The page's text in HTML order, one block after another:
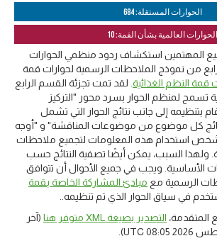
الحوارات المستقلة: 684
الحوارات العالمية بشأن القمة: 10
المهتمين استكشاف ردود منظمي الحوارات
من نموذج الملاحظات الرسمية لحوارات قمة
قمة النظم الغذائية . لقد تمت تجزئة القسم الرابع
تسمح لمنظم الحوار بسرد محور "التركيز
بتنظيمه إلى جانب نتائج الحوار التي تشمل
"نتائج كل موضوع من موضوعات المناقشة" و "أوجه
شخص استخدام هذه المعلومات لتجميع ملاحظات
ولهذا السبب، يمكن أيضًا تصفية النتائج حسب
الأساسية. ويجب في جميع الأحوال أن تتوافق
الرسمية مع مبادئ المشاركة الخاصة بقمة
في سياق الحوار الذي تم تنظيمه..
المتقدمة، التصدير بصيغة XML متوفر هنا
(آخر
).